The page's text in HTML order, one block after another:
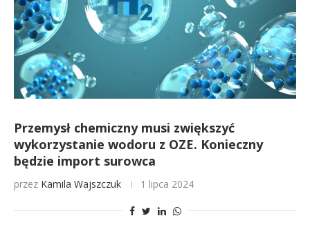
Przemysł chemiczny musi zwiększyć
wykorzystanie wodoru z OZE. Konieczny
będzie import surowca
przez Kamila Wajszczuk 1 lipca 2024